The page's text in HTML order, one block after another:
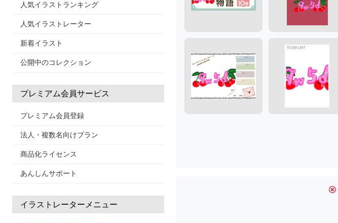
人気イラストランキング
人気イラストレーター
新着イラスト
公開中のコレクション
プレミアム会員サービス
プレミアム会員登録
法人・複数名向けプラン
商品化ライセンス
あんしんサポート
イラストレーターメニュー